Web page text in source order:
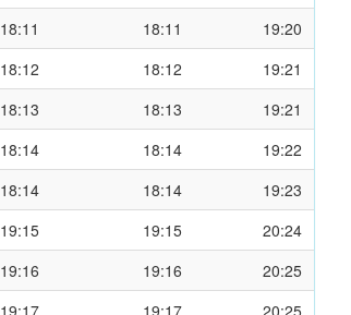
18:11 18:11
19:20
18:12 18:12
19:21
18:13 18:13
19:21
18:14 18:14
19:22
18:14 18:14
19:23
19:15 19:15
20:24
19:16 19:16
20:25
19:17 19:17
20:25